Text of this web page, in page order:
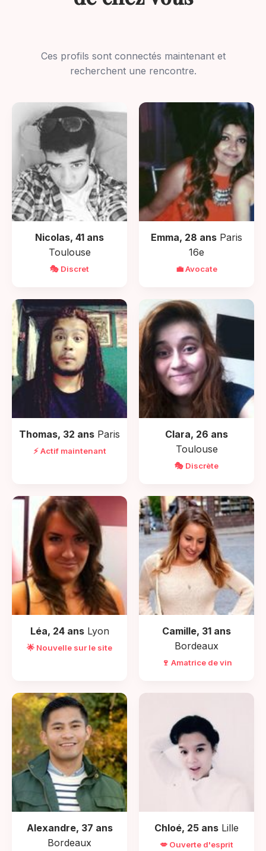
Ces profils sont connectés maintenant et
recherchent une rencontre.
Nicolas, 41 ans
Toulouse
🎭 Discret
Emma, 28 ans Paris
16e
💼 Avocate
Thomas, 32 ans Paris
⚡ Actif maintenant
Clara, 26 ans
Toulouse
🎭 Discrète
Léa, 24 ans Lyon
🌟 Nouvelle sur le site
Camille, 31 ans
Bordeaux
🍷 Amatrice de vin
Alexandre, 37 ans
Bordeaux
Chloé, 25 ans Lille
💋 Ouverte d'esprit